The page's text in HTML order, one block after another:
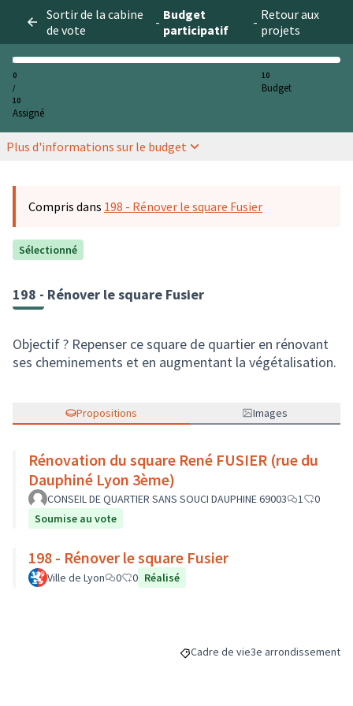
Sortir de la cabine
de vote
- Budget
participatif
- Retour aux
projets
0
/
10
Assigné
10
Budget
Plus d'informations sur le budget
Compris dans 198 - Rénover le square Fusier
Sélectionné
198 - Rénover le square Fusier
Objectif ? Repenser ce square de quartier en rénovant
ses cheminements et en augmentant la végétalisation.
Propositions Images
Rénovation du square René FUSIER (rue du
Dauphiné Lyon 3ème)
CONSEIL DE QUARTIER SANS SOUCI DAUPHINE 69003 1
0
Soumise au vote
198 - Rénover le square Fusier
Ville de Lyon 0 0 Réalisé
Filtrer les résultats de la
Cadre de vieFiltrer les résultats
3e arrondissement